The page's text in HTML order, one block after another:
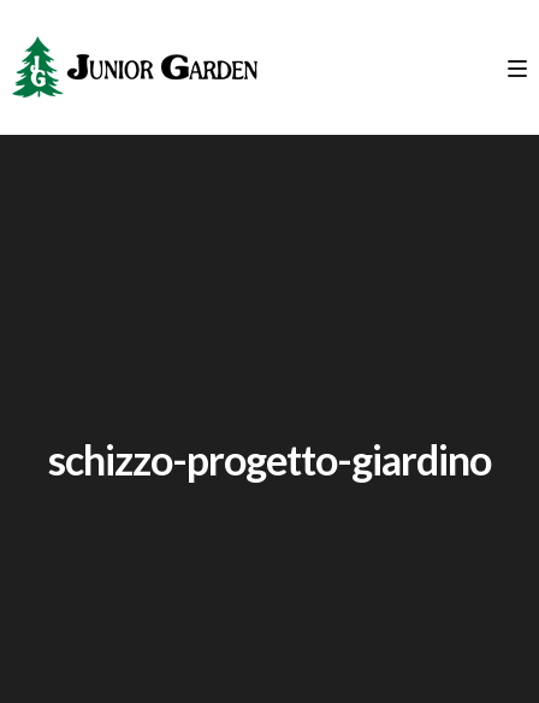
schizzo-progetto-giardino